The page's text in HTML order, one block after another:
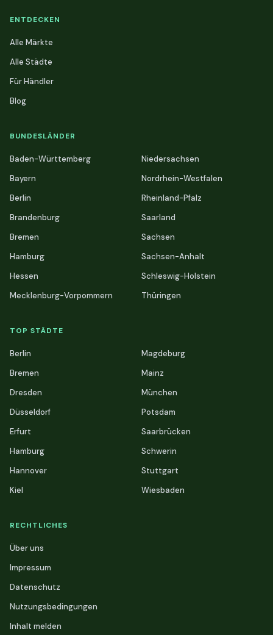
ENTDECKEN
Alle Märkte
Alle Städte
Für Händler
Blog
BUNDESLÄNDER
Baden-Württemberg
Bayern
Berlin
Brandenburg
Bremen
Hamburg
Hessen
Mecklenburg-Vorpommern
Niedersachsen
Nordrhein-Westfalen
Rheinland-Pfalz
Saarland
Sachsen
Sachsen-Anhalt
Schleswig-Holstein
Thüringen
TOP STÄDTE
Berlin
Bremen
Dresden
Düsseldorf
Erfurt
Hamburg
Hannover
Kiel
Magdeburg
Mainz
München
Potsdam
Saarbrücken
Schwerin
Stuttgart
Wiesbaden
RECHTLICHES
Über uns
Impressum
Datenschutz
Nutzungsbedingungen
Inhalt melden